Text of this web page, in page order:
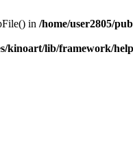
in /home/user2805/
kinoart/lib/framework/